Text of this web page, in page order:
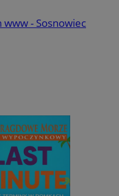
- Sosnowiec